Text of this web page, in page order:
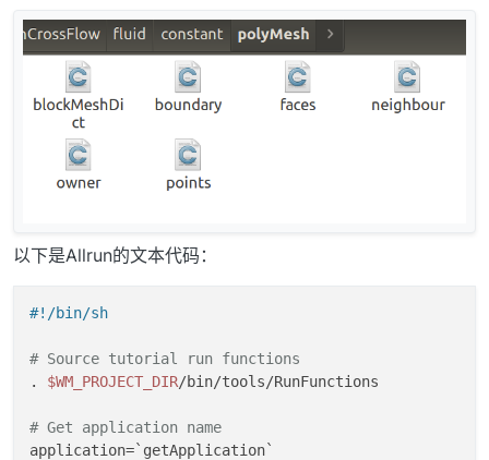
以下是Allrun的文本代码：
#!/bin/sh
# Source tutorial run functions
. $WM_PROJECT_DIR/bin/tools/RunFunctions
# Get application name
application=`getApplication`